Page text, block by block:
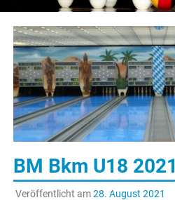
BM Bkm U18 2021
Veröffentlicht am28. August 2021